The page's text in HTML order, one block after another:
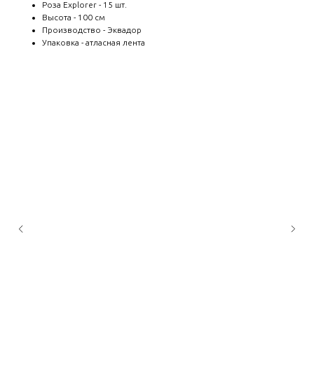
Роза Explorer - 15 шт.
Высота - 100 см
Производство - Эквадор
Упаковка - атласная лента